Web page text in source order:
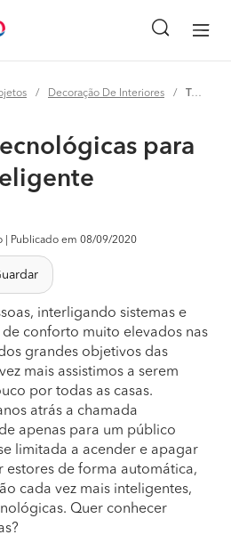
Decoração De Interiores Tendências tecnológicas para uma casa inteligente
para
| Publicado em 08/09/2020
interligando sistemas e
conforto muito elevados nas
grandes objetivos das
mais assistimos a serem
por todas as casas.
atrás a chamada
apenas para um público
limitada a acender e apagar
estores de forma automática,
cada vez mais inteligentes,
Quer conhecer